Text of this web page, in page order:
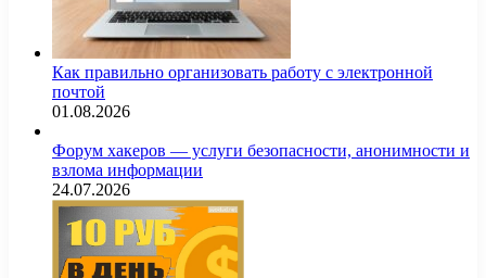
Как правильно организовать работу с электронной
почтой
01.08.2026
Форум хакеров — услуги безопасности, анонимности и
взлома информации
24.07.2026